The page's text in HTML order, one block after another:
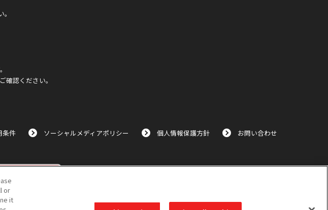
確認ください。
条件 ソーシャルメディアポリシー 個人情報保護方針 お問い合わせ
or
it